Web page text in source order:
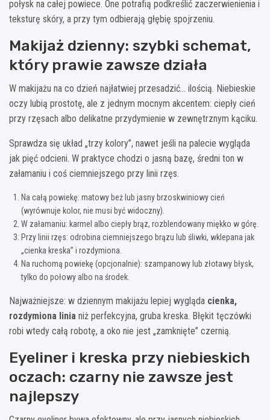
połysk na całej powiece. One potrafią podkreślić zaczerwienienia i
teksturę skóry, a przy tym odbierają głębię spojrzeniu.
Makijaż dzienny: szybki schemat,
który prawie zawsze działa
W makijażu na co dzień najłatwiej przesadzić… ilością. Niebieskie
oczy lubią prostotę, ale z jednym mocnym akcentem: ciepły cień
przy rzęsach albo delikatne przydymienie w zewnętrznym kąciku.
Sprawdza się układ „trzy kolory”, nawet jeśli na palecie wygląda
jak pięć odcieni. W praktyce chodzi o jasną bazę, średni ton w
załamaniu i coś ciemniejszego przy linii rzęs.
Na całą powiekę: matowy beż lub jasny brzoskwiniowy cień
(wyrównuje kolor, nie musi być widoczny).
W załamaniu: karmel albo ciepły brąz, rozblendowany miękko w górę.
Przy linii rzęs: odrobina ciemniejszego brązu lub śliwki, wklepana jak
„cienka kreska” i rozdymiona.
Na ruchomą powiekę (opcjonalnie): szampanowy lub złotawy błysk,
tylko do połowy albo na środek.
Najważniejsze: w dziennym makijażu lepiej wygląda cienka,
rozdymiona linia niż perfekcyjna, gruba kreska. Błękit tęczówki
robi wtedy całą robotę, a oko nie jest „zamknięte” czernią.
Eyeliner i kreska przy niebieskich
oczach: czarny nie zawsze jest
najlepszy